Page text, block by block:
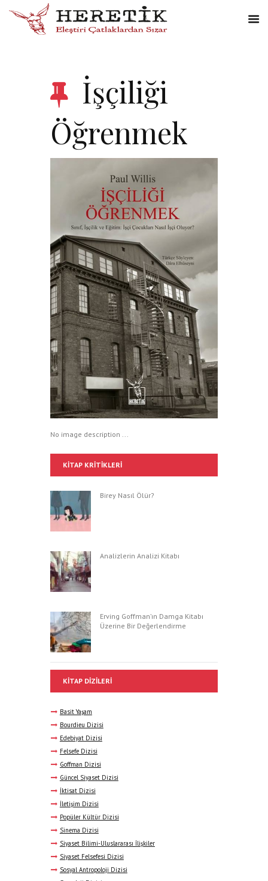
İşçiliği
Öğrenmek
No image description ...
KITAP KRITIKLERI
Birey Nasıl Ölür?
Analizlerin Analizi Kitabı
Erving Goffman’ın Damga Kitabı
Üzerine Bir Değerlendirme
KITAP DIZILERI
Basit Yaşam
Bourdieu Dizisi
Edebiyat Dizisi
Felsefe Dizisi
Goffman Dizisi
Güncel Siyaset Dizisi
İktisat Dizisi
İletişim Dizisi
Popüler Kültür Dizisi
Sinema Dizisi
Siyaset Bilimi-Uluslararası İlişkiler
Siyaset Felsefesi Dizisi
Sosyal Antropoloji Dizisi